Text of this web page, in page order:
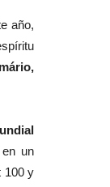
año,
un
100 y